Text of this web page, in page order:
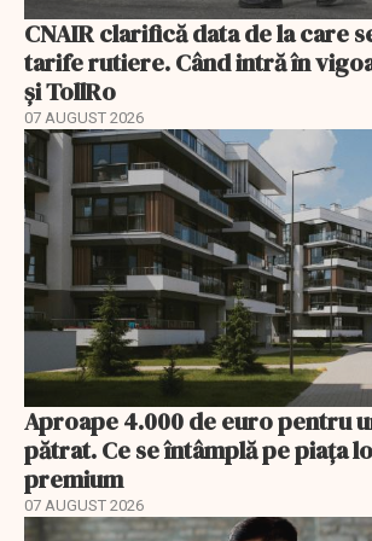
CNAIR clarifică data de la care
tarife rutiere. Când intră în
și TollRo
07 AUGUST 2026
Aproape 4.000 de euro pentru
pătrat. Ce se întâmplă pe piața
premium
07 AUGUST 2026